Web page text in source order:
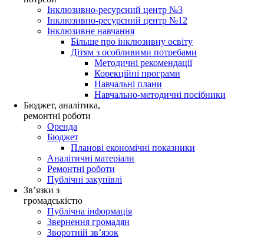
Інклюзивно-ресурсний центр №3
Інклюзивно-ресурсний центр №12
Інклюзивне навчання
Більше про інклюзивну освіту
Дітям з особливими потребами
Методичні рекомендації
Корекційні програми
Навчальні плани
Навчально-методичні посібники
Бюджет, аналітика,
ремонтні роботи
Оренда
Бюджет
Планові економічні показники
Аналітичні матеріали
Ремонтні роботи
Публічні закупівлі
Зв’язки з
громадськістю
Публічна інформація
Звернення громадян
Зворотній зв’язок